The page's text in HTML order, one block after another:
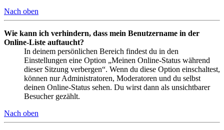
Nach oben
Wie kann ich verhindern, dass mein Benutzername in der
Online-Liste auftaucht?
In deinem persönlichen Bereich findest du in den
Einstellungen eine Option „Meinen Online-Status während
dieser Sitzung verbergen“. Wenn du diese Option einschaltest,
können nur Administratoren, Moderatoren und du selbst
deinen Online-Status sehen. Du wirst dann als unsichtbarer
Besucher gezählt.
Nach oben